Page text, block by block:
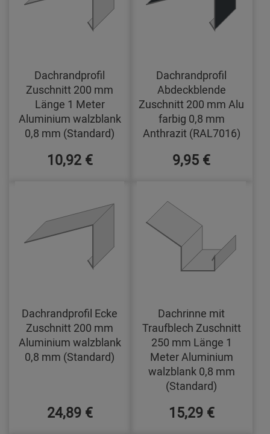
Dachrandprofil
Zuschnitt 200 mm
Länge 1 Meter
Aluminium walzblank
0,8 mm (Standard)
10,92 €
Dachrandprofil
Abdeckblende
Zuschnitt 200 mm Alu
farbig 0,8 mm
Anthrazit (RAL7016)
9,95 €
Dachrandprofil Ecke
Zuschnitt 200 mm
Aluminium walzblank
0,8 mm (Standard)
24,89 €
Dachrinne mit
Traufblech Zuschnitt
250 mm Länge 1
Meter Aluminium
walzblank 0,8 mm
(Standard)
15,29 €